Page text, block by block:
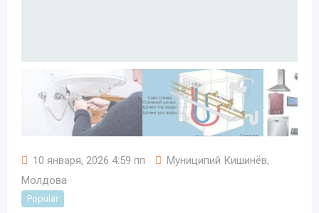
10 января, 2026 4:59 пп Муниципий Кишинёв,
Молдова
Popular